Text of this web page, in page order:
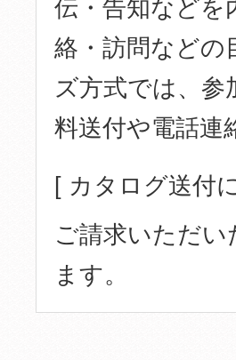
伝・告知などを
絡・訪問などの
ズ方式では、
料送付や電話連
[ カタログ送付
ご請求いただ
ます。